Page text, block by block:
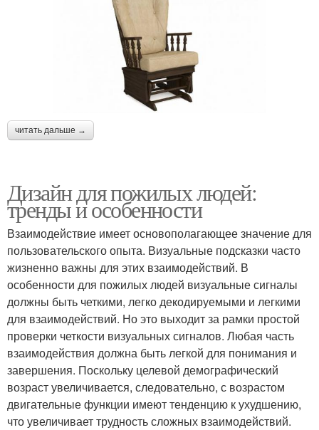
читать дальше →
Дизайн для пожилых людей:
тренды и особенности
Взаимодействие имеет основополагающее значение для
пользовательского опыта. Визуальные подсказки часто
жизненно важны для этих взаимодействий. В
особенности для пожилых людей визуальные сигналы
должны быть четкими, легко декодируемыми и легкими
для взаимодействий. Но это выходит за рамки простой
проверки четкости визуальных сигналов. Любая часть
взаимодействия должна быть легкой для понимания и
завершения. Поскольку целевой демографический
возраст увеличивается, следовательно, с возрастом
двигательные функции имеют тенденцию к ухудшению,
что увеличивает трудность сложных взаимодействий.